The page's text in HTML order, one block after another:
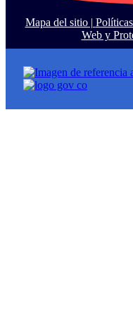
Mapa del sitio |
Web y